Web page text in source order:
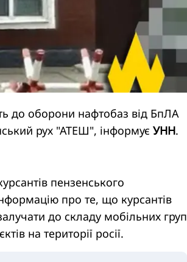
до оборони нафтобаз від БпЛА
рух "АТЕШ", інформує УНН.
пензенського
про те, що курсантів
до складу мобільних груп
на території росії.